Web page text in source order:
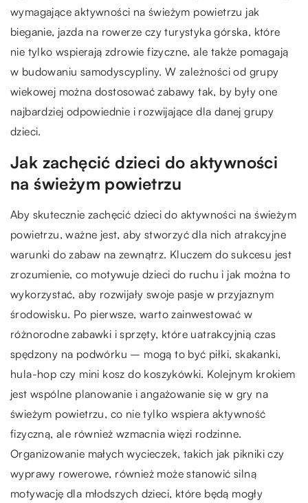
wymagające aktywności na świeżym powietrzu jak
bieganie, jazda na rowerze czy turystyka górska, które
nie tylko wspierają zdrowie fizyczne, ale także pomagają
w budowaniu samodyscypliny. W zależności od grupy
wiekowej można dostosować zabawy tak, by były one
najbardziej odpowiednie i rozwijające dla danej grupy
dzieci.
Jak zachęcić dzieci do aktywności
na świeżym powietrzu
Aby skutecznie zachęcić dzieci do aktywności na świeżym
powietrzu, ważne jest, aby stworzyć dla nich atrakcyjne
warunki do zabaw na zewnątrz. Kluczem do sukcesu jest
zrozumienie, co motywuje dzieci do ruchu i jak można to
wykorzystać, aby rozwijały swoje pasje w przyjaznym
środowisku. Po pierwsze, warto zainwestować w
różnorodne zabawki i sprzęty, które uatrakcyjnią czas
spędzony na podwórku – mogą to być piłki, skakanki,
hula-hop czy mini kosz do koszykówki. Kolejnym krokiem
jest wspólne planowanie i angażowanie się w gry na
świeżym powietrzu, co nie tylko wspiera aktywność
fizyczną, ale również wzmacnia więzi rodzinne.
Organizowanie małych wycieczek, takich jak pikniki czy
wyprawy rowerowe, również może stanowić silną
motywację dla młodszych dzieci, które będą mogły